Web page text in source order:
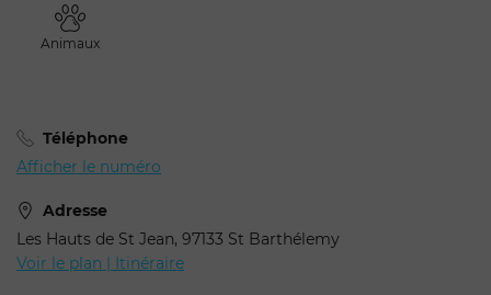
Animaux
Téléphone
Afficher le numéro
Adresse
Les Hauts de St Jean, 97133 St Barthélemy
Voir le plan | Itinéraire
réservation pour Romi -
Hôtel Tropical
Adulte(s) *